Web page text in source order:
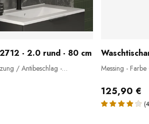
- 2.0 rund - 80 cm
/ Antibeschlag -
Messing -
125,90 €